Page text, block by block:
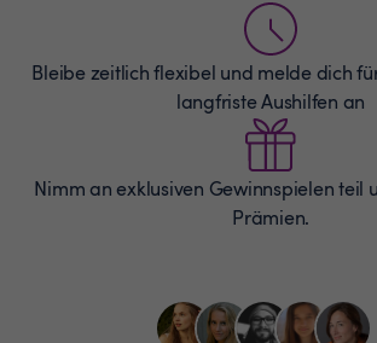
Bleibe zeitlich flexibel und melde dich
langfriste Aushilfen an
Nimm an exklusiven Gewinnspielen teil
Prämien.